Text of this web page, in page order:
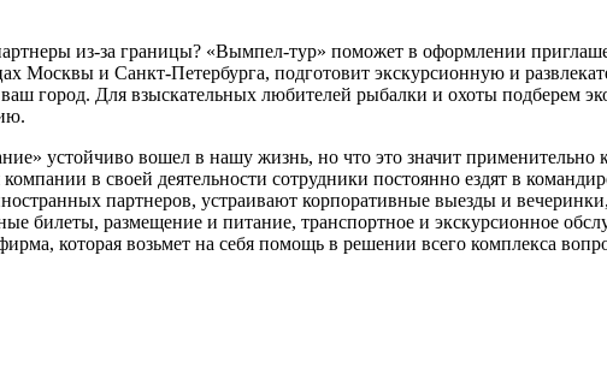
из-за границы? «Вымпел-тур» поможет в оформлении
Москвы и Санкт-Петербурга, подготовит экскурсионную и
город. Для взыскательных любителей рыбалки и охоты подберем
устойчиво вошел в нашу жизнь, но что это значит применительно
в своей деятельности сотрудники постоянно ездят в
партнеров, устраивают корпоративные выезды и
билеты, размещение и питание, транспортное и экскурсионное
которая возьмет на себя помощь в решении всего комплекса